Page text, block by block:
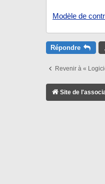
Modèle de
Répondre
Revenir à «
Site de